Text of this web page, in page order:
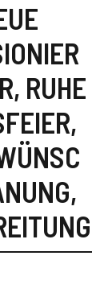
, RUHE
,
,